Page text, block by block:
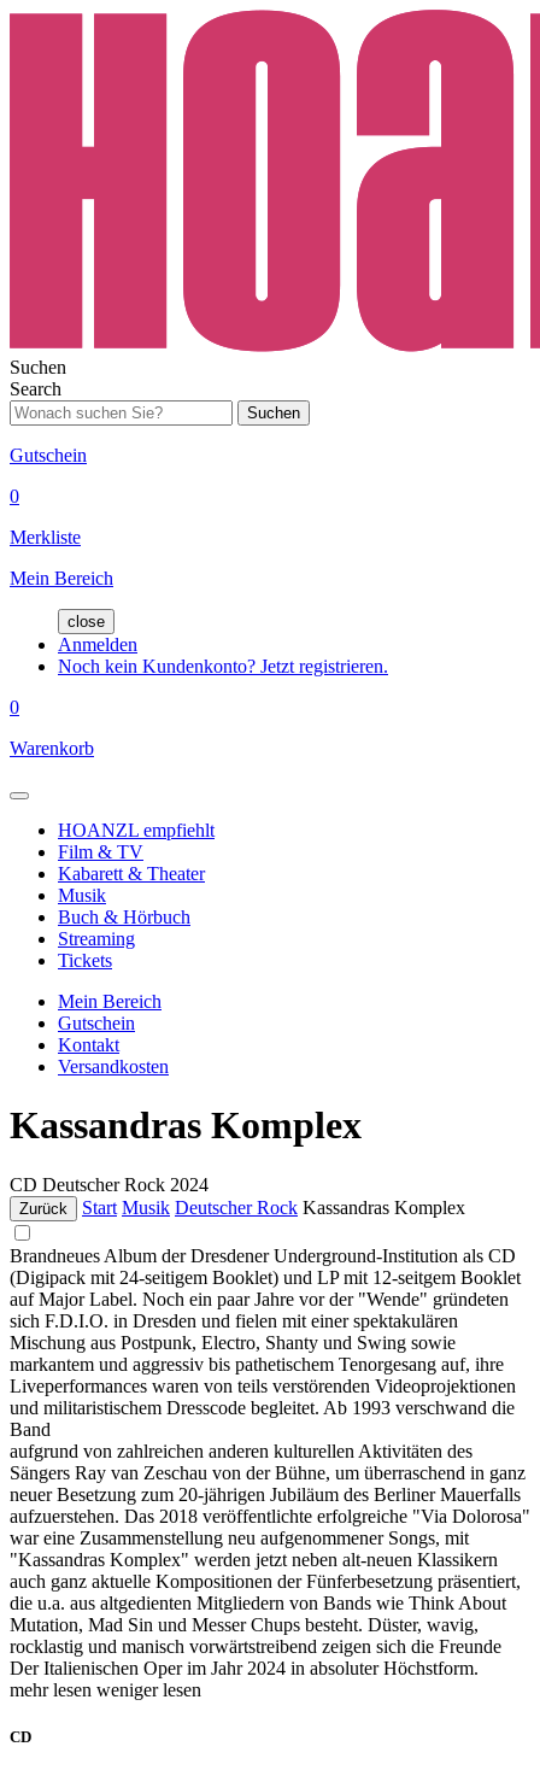
Suchen
Search
Suchen
Gutschein
0
Merkliste
Mein Bereich
close
Anmelden
Noch kein Kundenkonto? Jetzt registrieren.
0
Warenkorb
HOANZL empfiehlt
Film & TV
Kabarett & Theater
Musik
Buch & Hörbuch
Streaming
Tickets
Mein Bereich
Gutschein
Kontakt
Versandkosten
Kassandras Komplex
CD Deutscher Rock 2024
Zurück Start Musik Deutscher Rock Kassandras Komplex
Brandneues Album der Dresdener Underground-Institution als CD
(Digipack mit 24-seitigem Booklet) und LP mit 12-seitgem Booklet
auf Major Label. Noch ein paar Jahre vor der "Wende" gründeten
sich F.D.I.O. in Dresden und fielen mit einer spektakulären
Mischung aus Postpunk, Electro, Shanty und Swing sowie
markantem und aggressiv bis pathetischem Tenorgesang auf, ihre
Liveperformances waren von teils verstörenden Videoprojektionen
und militaristischem Dresscode begleitet. Ab 1993 verschwand die
Band
aufgrund von zahlreichen anderen kulturellen Aktivitäten des
Sängers Ray van Zeschau von der Bühne, um überraschend in ganz
neuer Besetzung zum 20-jährigen Jubiläum des Berliner Mauerfalls
aufzuerstehen. Das 2018 veröffentlichte erfolgreiche "Via Dolorosa"
war eine Zusammenstellung neu aufgenommener Songs, mit
"Kassandras Komplex" werden jetzt neben alt-neuen Klassikern
auch ganz aktuelle Kompositionen der Fünferbesetzung präsentiert,
die u.a. aus altgedienten Mitgliedern von Bands wie Think About
Mutation, Mad Sin und Messer Chups besteht. Düster, wavig,
rocklastig und manisch vorwärtstreibend zeigen sich die Freunde
Der Italienischen Oper im Jahr 2024 in absoluter Höchstform.
mehr lesen weniger lesen
CD